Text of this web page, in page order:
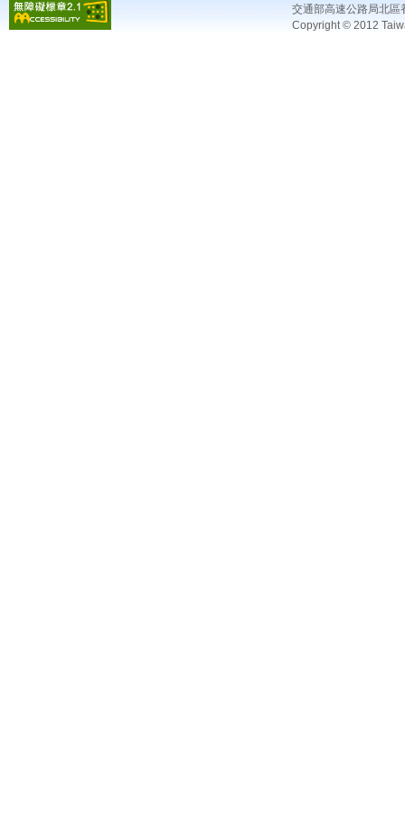
交通部高速公路局北區
Copyright © 2012